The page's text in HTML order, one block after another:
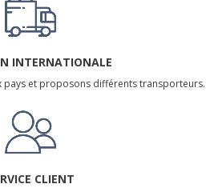
INTERNATIONALE
pays et proposons différents transporteurs.
CLIENT